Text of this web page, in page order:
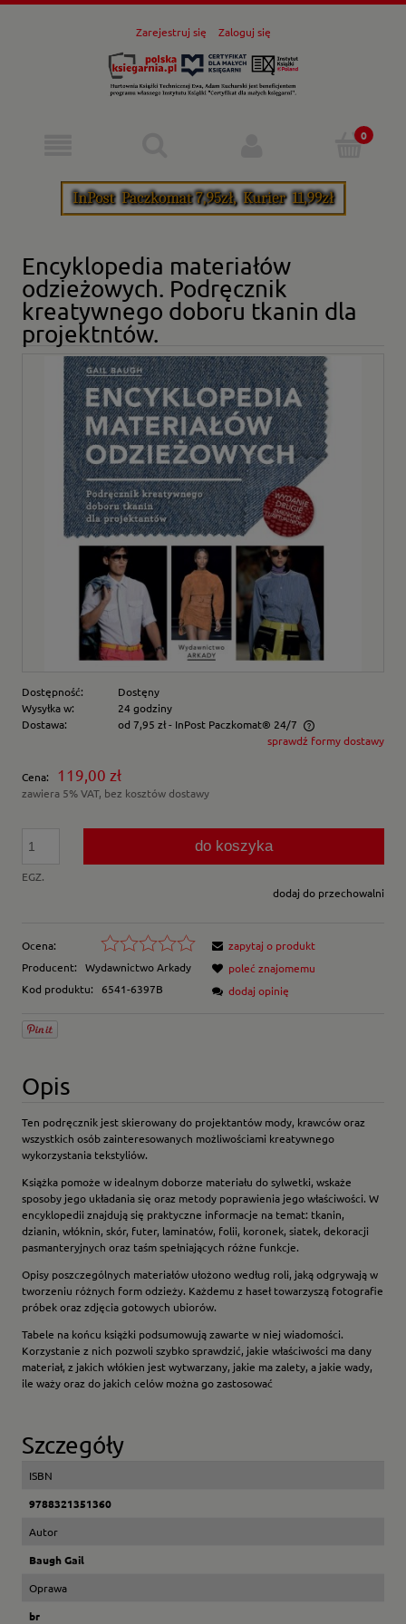
Zarejestruj się Zaloguj się
Encyklopedia materiałów
odzieżowych. Podręcznik
kreatywnego doboru tkanin dla
projektntów.
Dostępność:
Dostęny
Wysyłka w:
24 godziny
Dostawa:
od 7,95 zł- InPost Paczkomat® 24/7
Cena nie zawiera ewentualnych kosztów płatnościsprawdź formy dostawy
Cena: 119,00 zł
zawiera 5% VAT, bez kosztów dostawy
EGZ.
do koszyka
dodaj do przechowalni
Ocena:
Producent:
Wydawnictwo Arkady
Kod produktu:
6541-6397B
zapytaj o produkt
poleć znajomemu
dodaj opinię
Opis
Ten podręcznik jest skierowany do projektantów mody, krawców oraz
wszystkich osób zainteresowanych możliwościami kreatywnego
wykorzystania tekstyliów.
Książka pomoże w idealnym doborze materiału do sylwetki, wskaże
sposoby jego układania się oraz metody poprawienia jego właściwości. W
encyklopedii znajdują się praktyczne informacje na temat: tkanin,
dzianin, włóknin, skór, futer, laminatów, folii, koronek, siatek, dekoracji
pasmanteryjnych oraz taśm spełniających różne funkcje.
Opisy poszczególnych materiałów ułożono według roli, jaką odgrywają w
tworzeniu różnych form odzieży. Każdemu z haseł towarzyszą fotografie
próbek oraz zdjęcia gotowych ubiorów.
Tabele na końcu książki podsumowują zawarte w niej wiadomości.
Korzystanie z nich pozwoli szybko sprawdzić, jakie właściwości ma dany
materiał, z jakich włókien jest wytwarzany, jakie ma zalety, a jakie wady,
ile waży oraz do jakich celów można go zastosować
Szczegóły
ISBN
9788321351360
Autor
Baugh Gail
Oprawa
br